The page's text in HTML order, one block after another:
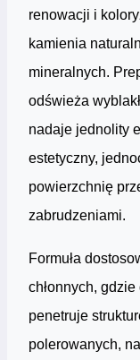
renowacji i
kamienia
mineralnych.
odświeża
nadaje jednolity
estetyczny,
powierzchnię
zabrudzeniami.
Formuła
chłonnych, gdzie
penetruje
polerowanych, na